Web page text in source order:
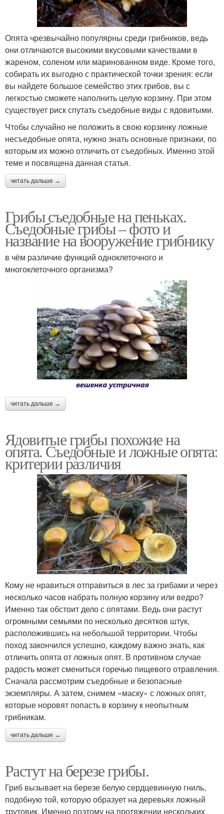
Опята чрезвычайно популярны среди грибников, ведь
они отличаются высокими вкусовыми качествами в
жареном, соленом или маринованном виде. Кроме того,
собирать их выгодно с практической точки зрения: если
вы найдете большое семейство этих грибов, вы с
легкостью сможете наполнить целую корзину. При этом
существует риск спутать съедобные виды с ядовитыми.
Чтобы случайно не положить в свою корзинку ложные
несъедобные опята, нужно знать основные признаки, по
которым их можно отличить от съедобных. Именно этой
теме и посвящена данная статья.
читать дальше →
Грибы съедобные на пеньках.
Съедобные грибы – фото и
название на вооружение грибнику
в чём различие функций одноклеточного и
многоклеточного организма?
читать дальше →
Ядовитые грибы похожие на
опята. Съедобные и ложные опята:
критерии различия
Кому не нравиться отправиться в лес за грибами и через
несколько часов набрать полную корзину или ведро?
Именно так обстоит дело с опятами. Ведь они растут
огромными семьями по несколько десятков штук,
расположившись на небольшой территории. Чтобы
поход закончился успешно, каждому важно знать, как
отличить опята от ложных опят. В противном случае
радость может смениться горечью пищевого отравления.
Сначала рассмотрим съедобные и безопасные
экземпляры. А затем, снимем «маску» с ложных опят,
которые норовят попасть в корзину к неопытным
грибникам.
читать дальше →
Растут на березе грибы.
Гриб вызывает на березе белую сердцевинную гниль,
подобную той, которую образует на деревьях ложный
трутовик. Именно поэтому на протяжении нескольких